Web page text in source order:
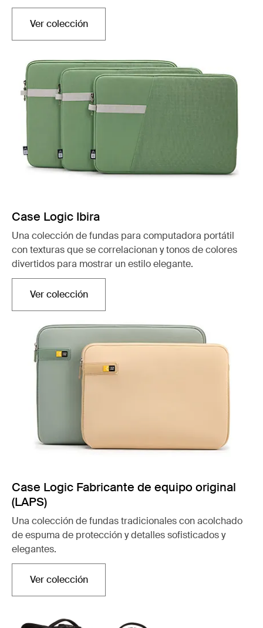
Ver colecciónSe abre en una nueva pestaña
Case Logic Ibira
Una colección de fundas para computadora portátil
con texturas que se correlacionan y tonos de colores
divertidos para mostrar un estilo elegante.
Ver colecciónSe abre en una nueva pestaña
Case Logic Fabricante de equipo original
(LAPS)
Una colección de fundas tradicionales con acolchado
de espuma de protección y detalles sofisticados y
elegantes.
Ver colecciónSe abre en una nueva pestaña